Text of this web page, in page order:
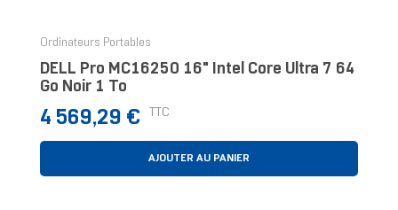
Ordinateurs Portables
DELL Pro MC16250 16" Intel Core Ultra 7 64
Go Noir 1 To
Prix
4 569,29 € TTC
AJOUTER AU PANIER